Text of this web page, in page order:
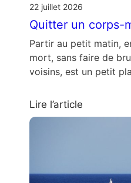
22 juillet 2026
Quitter un corps-
Partir au petit matin,
mort, sans faire de
voisins, est un petit
Lire l’article